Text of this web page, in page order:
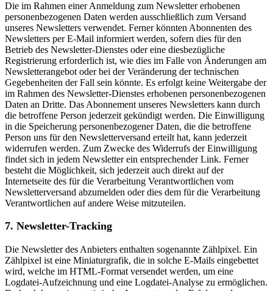
Die im Rahmen einer Anmeldung zum Newsletter erhobenen
personenbezogenen Daten werden ausschließlich zum Versand
unseres Newsletters verwendet. Ferner könnten Abonnenten des
Newsletters per E-Mail informiert werden, sofern dies für den
Betrieb des Newsletter-Dienstes oder eine diesbezügliche
Registrierung erforderlich ist, wie dies im Falle von Änderungen am
Newsletterangebot oder bei der Veränderung der technischen
Gegebenheiten der Fall sein könnte. Es erfolgt keine Weitergabe der
im Rahmen des Newsletter-Dienstes erhobenen personenbezogenen
Daten an Dritte. Das Abonnement unseres Newsletters kann durch
die betroffene Person jederzeit gekündigt werden. Die Einwilligung
in die Speicherung personenbezogener Daten, die die betroffene
Person uns für den Newsletterversand erteilt hat, kann jederzeit
widerrufen werden. Zum Zwecke des Widerrufs der Einwilligung
findet sich in jedem Newsletter ein entsprechender Link. Ferner
besteht die Möglichkeit, sich jederzeit auch direkt auf der
Internetseite des für die Verarbeitung Verantwortlichen vom
Newsletterversand abzumelden oder dies dem für die Verarbeitung
Verantwortlichen auf andere Weise mitzuteilen.
7. Newsletter-Tracking
Die Newsletter des Anbieters enthalten sogenannte Zählpixel. Ein
Zählpixel ist eine Miniaturgrafik, die in solche E-Mails eingebettet
wird, welche im HTML-Format versendet werden, um eine
Logdatei-Aufzeichnung und eine Logdatei-Analyse zu ermöglichen.